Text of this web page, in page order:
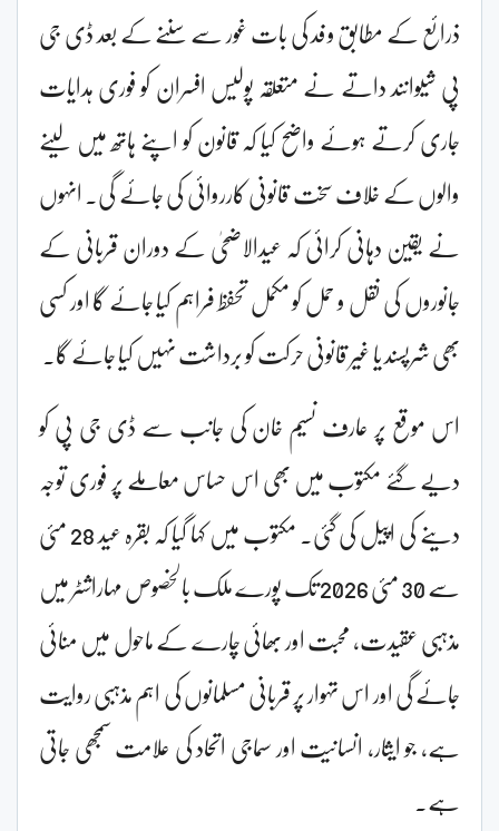
ذرائع کے مطابق وفد کی بات غور سے سننے کے بعد ڈی جی
پی شیوانند داتے نے متعلقہ پولیس افسران کو فوری ہدایات
جاری کرتے ہوئے واضح کیا کہ قانون کو اپنے ہاتھ میں لینے
والوں کے خلاف سخت قانونی کارروائی کی جائے گی۔ انہوں
نے یقین دہانی کرائی کہ عیدالاضحیٰ کے دوران قربانی کے
جانوروں کی نقل و حمل کو مکمل تحفظ فراہم کیا جائے گا اور کسی
بھی شرپسند یا غیر قانونی حرکت کو برداشت نہیں کیا جائے گا۔
اس موقع پر عارف نسیم خان کی جانب سے ڈی جی پی کو
دیے گئے مکتوب میں بھی اس حساس معاملے پر فوری توجہ
دینے کی اپیل کی گئی۔ مکتوب میں کہا گیا کہ بقرہ عید 28 مئی
سے 30 مئی 2026 تک پورے ملک بالخصوص مہاراشٹر میں
مذہبی عقیدت، محبت اور بھائی چارے کے ماحول میں منائی
جائے گی اور اس تہوار پر قربانی مسلمانوں کی اہم مذہبی روایت
ہے، جو ایثار، انسانیت اور سماجی اتحاد کی علامت سمجھی جاتی
ہے۔